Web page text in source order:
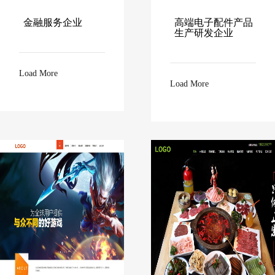
金融服务企业
Load More
高端电子配件产品
生产研发企业
Load More